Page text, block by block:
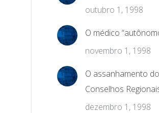
outubro 1, 1998
O médico
novembro 1, 1998
O assanhamento
Conselhos
dezembro 1, 1998